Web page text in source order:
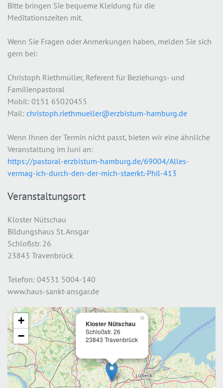
Bitte bringen Sie bequeme Kleidung für die
Meditationszeiten mit.
Wenn Sie Fragen oder Anmerkungen haben, melden Sie sich
gern bei:
Christoph Riethmüller, Referent für Beziehungs- und
Familienpastoral
Mobil: 0151 65020455
Mail: christoph.riethmueller@erzbistum-hamburg.de
Wenn Ihnen der Termin nicht passt, bieten wir eine ähnliche
Veranstaltung im Juni an:
https://pastoral-erzbistum-hamburg.de/69004/Alles-
vermag-ich-durch-den-der-mich-staerkt.-Phil-413
Veranstaltungsort
Kloster Nütschau
Bildungshaus St. Ansgar
Schloßstr. 26
23843 Travenbrück
Telefon: 04531 5004-140
www.haus-sankt-ansgar.de